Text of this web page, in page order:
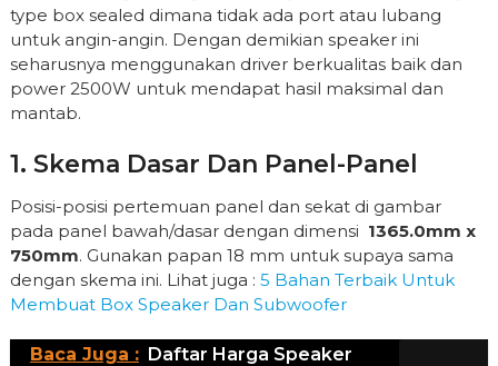
type box sealed dimana tidak ada port atau lubang
untuk angin-angin. Dengan demikian speaker ini
seharusnya menggunakan driver berkualitas baik dan
power 2500W untuk mendapat hasil maksimal dan
mantab.
1. Skema Dasar Dan Panel-Panel
Posisi-posisi pertemuan panel dan sekat di gambar
pada panel bawah/dasar dengan dimensi 1365.0mm x
750mm. Gunakan papan 18 mm untuk supaya sama
dengan skema ini. Lihat juga : 5 Bahan Terbaik Untuk
Membuat Box Speaker Dan Subwoofer
Baca Juga : Daftar Harga Speaker